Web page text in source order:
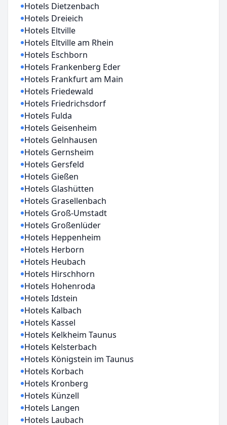
Hotels Dietzenbach
Hotels Dreieich
Hotels Eltville
Hotels Eltville am Rhein
Hotels Eschborn
Hotels Frankenberg Eder
Hotels Frankfurt am Main
Hotels Friedewald
Hotels Friedrichsdorf
Hotels Fulda
Hotels Geisenheim
Hotels Gelnhausen
Hotels Gernsheim
Hotels Gersfeld
Hotels Gießen
Hotels Glashütten
Hotels Grasellenbach
Hotels Groß-Umstadt
Hotels Großenlüder
Hotels Heppenheim
Hotels Herborn
Hotels Heubach
Hotels Hirschhorn
Hotels Hohenroda
Hotels Idstein
Hotels Kalbach
Hotels Kassel
Hotels Kelkheim Taunus
Hotels Kelsterbach
Hotels Königstein im Taunus
Hotels Korbach
Hotels Kronberg
Hotels Künzell
Hotels Langen
Hotels Laubach